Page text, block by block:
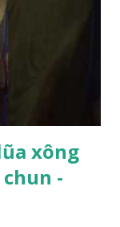
xông
-